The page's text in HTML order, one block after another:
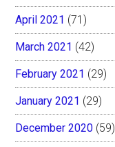
April 2021 (71)
March 2021 (42)
February 2021 (29)
January 2021 (29)
December 2020 (59)